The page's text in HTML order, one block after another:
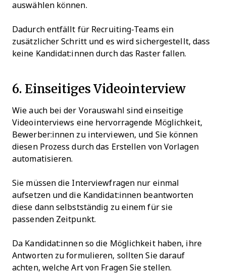
auswählen können.
Dadurch entfällt für Recruiting-Teams ein
zusätzlicher Schritt und es wird sichergestellt, dass
keine Kandidat:innen durch das Raster fallen.
6. Einseitiges Videointerview
Wie auch bei der Vorauswahl sind einseitige
Videointerviews eine hervorragende Möglichkeit,
Bewerber:innen zu interviewen, und Sie können
diesen Prozess durch das Erstellen von Vorlagen
automatisieren.
Sie müssen die Interviewfragen nur einmal
aufsetzen und die Kandidat:innen beantworten
diese dann selbstständig zu einem für sie
passenden Zeitpunkt.
Da Kandidat:innen so die Möglichkeit haben, ihre
Antworten zu formulieren, sollten Sie darauf
achten, welche Art von Fragen Sie stellen.